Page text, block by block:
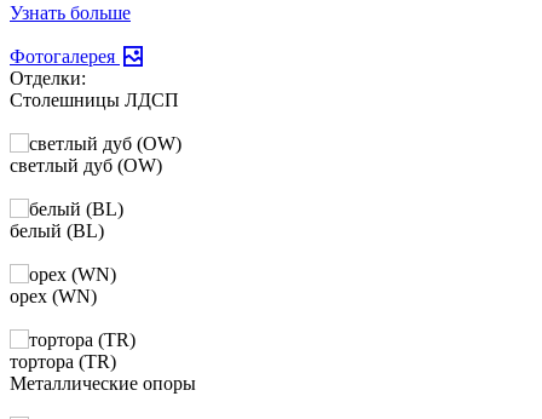
Узнать больше
Фотогалерея
Отделки:
Столешницы ЛДСП
светлый дуб (OW)
белый (BL)
орех (WN)
тортора (TR)
Металлические опоры